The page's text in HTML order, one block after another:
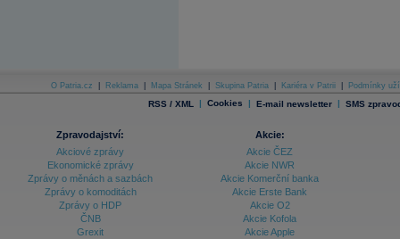
O Patria.cz Reklama Mapa Stránek Skupina Patria Kariéra v Patrii Podmínky
RSS / XML | Cookies | E-mail newsletter | SMS
Zpravodajství:
Akciové zprávy
Ekonomické zprávy
Zprávy o měnách a sazbách
Zprávy o komoditách
Zprávy o HDP
ČNB
Grexit
Akcie:
Akcie ČEZ
Akcie NWR
Akcie Komerční banka
Akcie Erste Bank
Akcie O2
Akcie Kofola
Akcie Apple